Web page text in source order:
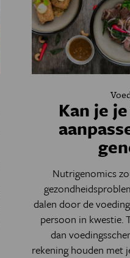
Kan je
Nutrigenomics
dalen door de
persoon in kwestie.
dan
rekening houden met